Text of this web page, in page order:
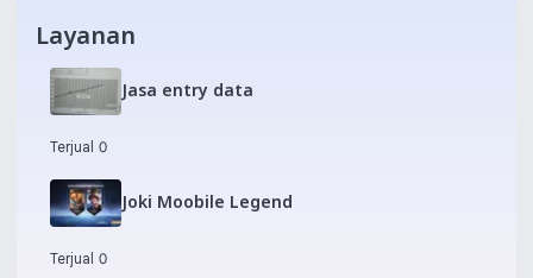
Layanan
Jasa entry data
Terjual 0
Joki Moobile Legend
Terjual 0